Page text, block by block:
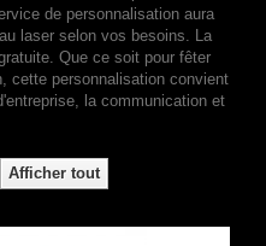
de personnalisation aura
laser selon vos besoins. La
Que ce soit pour fêter
cette personnalisation convient
la communication et
Afficher tout